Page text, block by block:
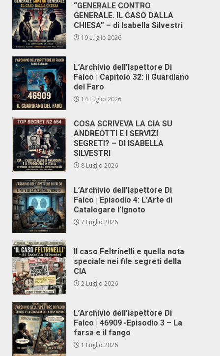
“GENERALE CONTRO
GENERALE. IL CASO DALLA
CHIESA” – di Isabella Silvestri
19 Luglio 2026
L’Archivio dell’Ispettore Di
Falco | Capitolo 32: Il Guardiano
del Faro
14 Luglio 2026
COSA SCRIVEVA LA CIA SU
ANDREOTTI E I SERVIZI
SEGRETI? – DI ISABELLA
SILVESTRI
8 Luglio 2026
L’Archivio dell’Ispettore Di
Falco | Episodio 4: L’Arte di
Catalogare l’Ignoto
7 Luglio 2026
Il caso Feltrinelli e quella nota
speciale nei file segreti della
CIA
2 Luglio 2026
L’Archivio dell’Ispettore Di
Falco | 46909 -Episodio 3 – La
farsa e il fango
1 Luglio 2026